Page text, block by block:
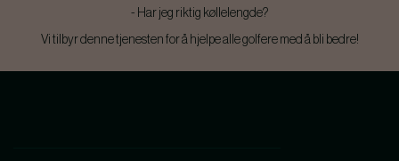
- Har jeg riktig køllelengde?
Vi tilbyr denne tjenesten for å hjelpe alle golfere med å bli bedre!